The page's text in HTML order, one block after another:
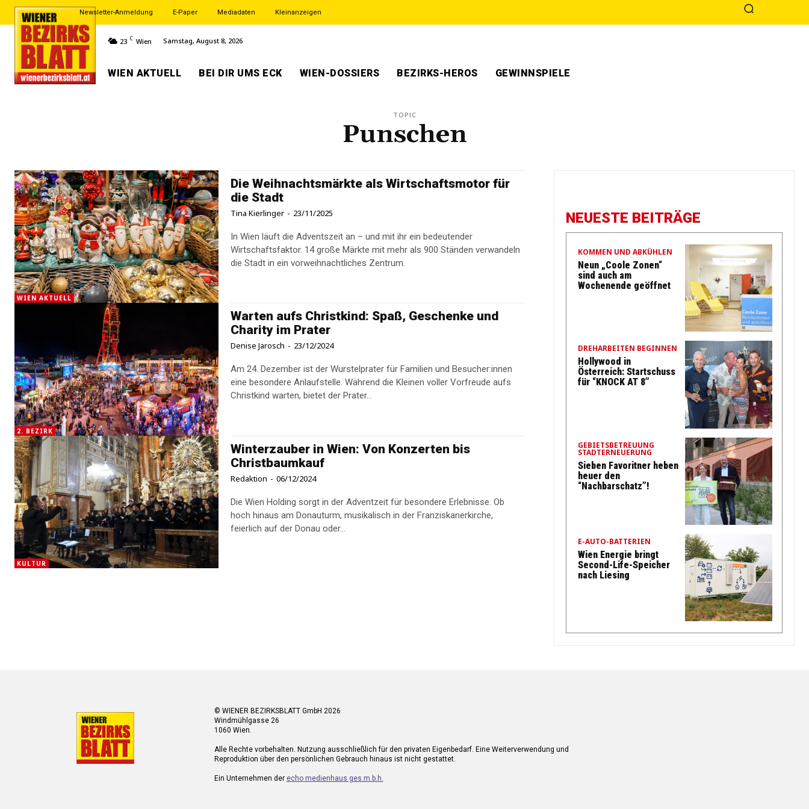
Newsletter-Anmeldung E-Paper Mediadaten Kleinanzeigen
23 C Wien Samstag, August 8, 2026
WIEN AKTUELL BEI DIR UMS ECK WIEN-DOSSIERS BEZIRKS-HEROS GEWINNSPIELE
TOPIC
Punschen
WIEN AKTUELL
Die Weihnachtsmärkte als Wirtschaftsmotor für
die Stadt
Tina Kierlinger - 23/11/2025
In Wien läuft die Adventszeit an – und mit ihr ein bedeutender
Wirtschaftsfaktor. 14 große Märkte mit mehr als 900 Ständen verwandeln
die Stadt in ein vorweihnachtliches Zentrum.
2. BEZIRK
Warten aufs Christkind: Spaß, Geschenke und
Charity im Prater
Denise Jarosch - 23/12/2024
Am 24. Dezember ist der Wurstelprater für Familien und Besucher:innen
eine besondere Anlaufstelle. Während die Kleinen voller Vorfreude aufs
Christkind warten, bietet der Prater...
KULTUR
Winterzauber in Wien: Von Konzerten bis
Christbaumkauf
Redaktion - 06/12/2024
Die Wien Holding sorgt in der Adventzeit für besondere Erlebnisse. Ob
hoch hinaus am Donauturm, musikalisch in der Franziskanerkirche,
feierlich auf der Donau oder...
NEUESTE BEITRÄGE
KOMMEN UND ABKÜHLEN
Neun „Coole Zonen“
sind auch am
Wochenende geöffnet
DREHARBEITEN BEGINNEN
Hollywood in
Österreich: Startschuss
für “KNOCK AT 8”
GEBIETSBETREUUNG
STADTERNEUERUNG
Sieben Favoritner heben
heuer den
“Nachbarschatz”!
E-AUTO-BATTERIEN
Wien Energie bringt
Second-Life-Speicher
nach Liesing
© WIENER BEZIRKSBLATT GmbH 2026
Windmühlgasse 26
1060 Wien.
Alle Rechte vorbehalten. Nutzung ausschließlich für den privaten Eigenbedarf. Eine Weiterverwendung und
Reproduktion über den persönlichen Gebrauch hinaus ist nicht gestattet.
Ein Unternehmen der echo medienhaus ges.m.b.h.